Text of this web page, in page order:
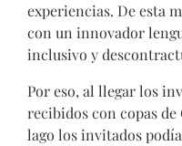
experiencias. De esta
con un innovador
inclusivo y
Por eso, al llegar los
recibidos con copas
lago los invitados